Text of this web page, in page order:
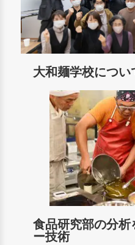
大和麺学校につ
食品研究部の分
ー技術